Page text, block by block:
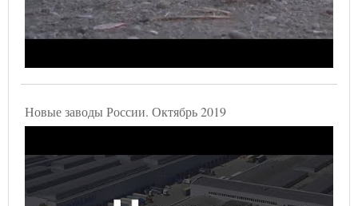
Новые заводы России. Октябрь 2019